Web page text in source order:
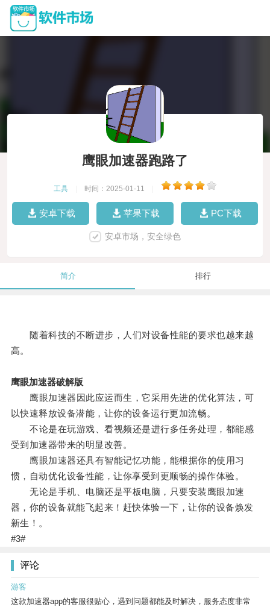
鹰眼加速器跑路了
工具 时间：2025-01-11
安卓下载 苹果下载 PC下载
安卓市场，安全绿色
简介 排行
随着科技的不断进步，人们对设备性能的要求也越来越
高。
鹰眼加速器破解版
鹰眼加速器因此应运而生，它采用先进的优化算法，可
以快速释放设备潜能，让你的设备运行更加流畅。
不论是在玩游戏、看视频还是进行多任务处理，都能感
受到加速器带来的明显改善。
鹰眼加速器还具有智能记忆功能，能根据你的使用习
惯，自动优化设备性能，让你享受到更顺畅的操作体验。
无论是手机、电脑还是平板电脑，只要安装鹰眼加速
器，你的设备就能飞起来！赶快体验一下，让你的设备焕发
新生！。
#3#
评论
游客
这款加速器app的客服很贴心，遇到问题都能及时解决，服务态度非常